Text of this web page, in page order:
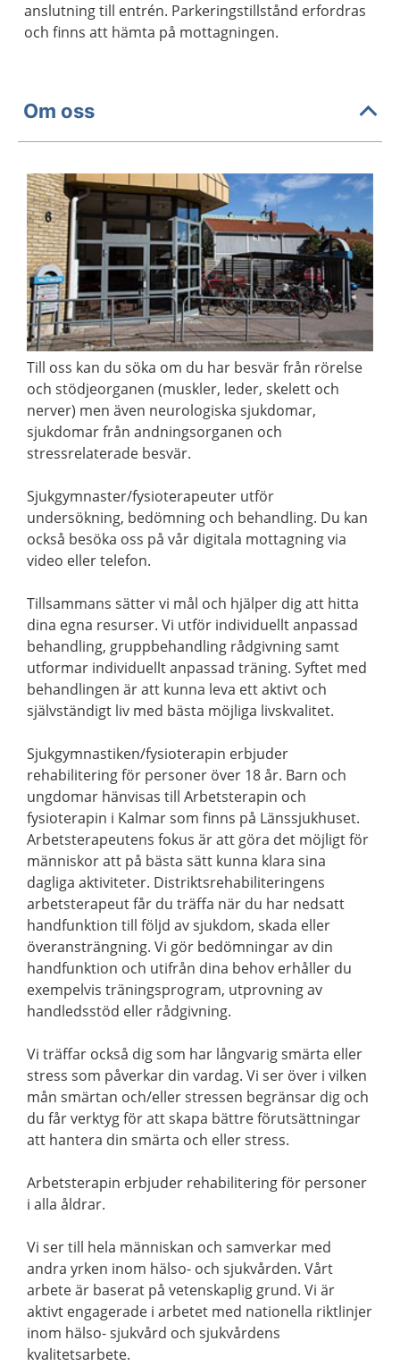
anslutning till entrén. Parkeringstillstånd erfordras
och finns att hämta på mottagningen.
Om oss
Till oss kan du söka om du har besvär från rörelse
och stödjeorganen (muskler, leder, skelett och
nerver) men även neurologiska sjukdomar,
sjukdomar från andningsorganen och
stressrelaterade besvär.
Sjukgymnaster/fysioterapeuter utför
undersökning, bedömning och behandling. Du kan
också besöka oss på vår digitala mottagning via
video eller telefon.
Tillsammans sätter vi mål och hjälper dig att hitta
dina egna resurser. Vi utför individuellt anpassad
behandling, gruppbehandling rådgivning samt
utformar individuellt anpassad träning. Syftet med
behandlingen är att kunna leva ett aktivt och
självständigt liv med bästa möjliga livskvalitet.
Sjukgymnastiken/fysioterapin erbjuder
rehabilitering för personer över 18 år. Barn och
ungdomar hänvisas till Arbetsterapin och
fysioterapin i Kalmar som finns på Länssjukhuset.
Arbetsterapeutens fokus är att göra det möjligt för
människor att på bästa sätt kunna klara sina
dagliga aktiviteter. Distriktsrehabiliteringens
arbetsterapeut får du träffa när du har nedsatt
handfunktion till följd av sjukdom, skada eller
överansträngning. Vi gör bedömningar av din
handfunktion och utifrån dina behov erhåller du
exempelvis träningsprogram, utprovning av
handledsstöd eller rådgivning.
Vi träffar också dig som har långvarig smärta eller
stress som påverkar din vardag. Vi ser över i vilken
mån smärtan och/eller stressen begränsar dig och
du får verktyg för att skapa bättre förutsättningar
att hantera din smärta och eller stress.
Arbetsterapin erbjuder rehabilitering för personer
i alla åldrar.
Vi ser till hela människan och samverkar med
andra yrken inom hälso- och sjukvården. Vårt
arbete är baserat på vetenskaplig grund. Vi är
aktivt engagerade i arbetet med nationella riktlinjer
inom hälso- sjukvård och sjukvårdens
kvalitetsarbete.